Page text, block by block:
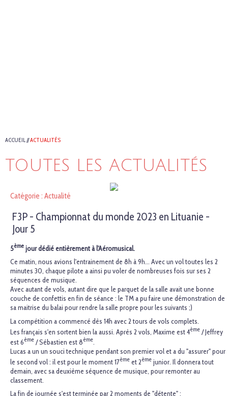
ACCUEIL//ACTUALITÉS
TOUTES LES ACTUALITÉS
Catégorie : Actualité
F3P - Championnat du monde 2023 en Lituanie -
Jour 5
5ème jour dédié entièrement à l'Aéromusical.
Ce matin, nous avions l'entrainement de 8h à 9h... Avec un vol toutes les 2
minutes 30, chaque pilote a ainsi pu voler de nombreuses fois sur ses 2
séquences de musique.
Avec autant de vols, autant dire que le parquet de la salle avait une bonne
couche de confettis en fin de séance : le TM a pu faire une démonstration de
sa maitrise du balai pour rendre la salle propre pour les suivants ;)
La compétition a commencé dès 14h avec 2 tours de vols complets.
Les français s'en sortent bien la aussi. Après 2 vols, Maxime est 4ème / Jeffrey
est 6ème / Sébastien est 8ème
Lucas a un un souci technique pendant son premier vol et a du "assurer" pour
le second vol : il est pour le moment 17ème et 2ème junior. Il donnera tout
demain, avec sa deuxième séquence de musique, pour remonter au
classement.
La fin de journée s'est terminée par 2 moments de "détente" :